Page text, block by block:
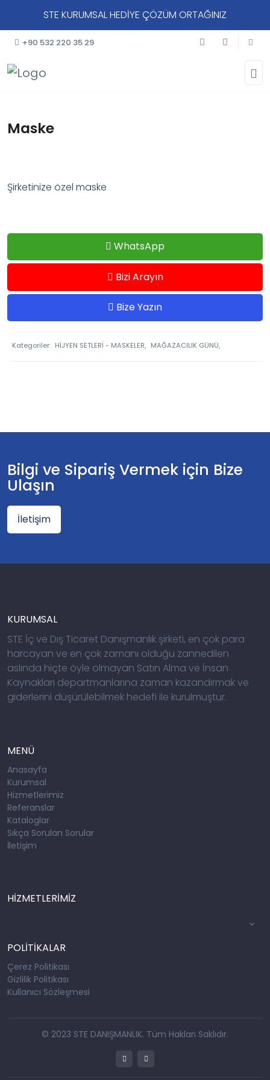
STE KURUMSAL HEDİYE ÇÖZÜM ORTAĞINIZ
+90 532 220 35 29
Maske
Şirketinize özel maske
WhatsApp
Bizi Arayın
Bize Yazın
Kategoriler: HİJYEN SETLERİ - MASKELER, MAĞAZACILIK GÜNÜ,
Bilgi ve Sipariş Vermek için Bize
Ulaşın
İletişim
KURUMSAL
STE İç ve Dış Ticaret Danışmanlık şirketi, en çok para
harcayan ve en çok zamanı olduğu zannedilen
aslında hiçte öyle olmayan Satın Alma ve İnsan
Kaynakları departmanlarına zaman kazandırmak ve
giderlerini düşürülebilmek hedefi ile kurulmuştur.
MENÜ
Anasayfa
Kurumsal
Hizmetlerimiz
Referanslar
Kataloglar
Sıkça Sorulan Sorular
İletişim
HİZMETLERİMİZ
POLİTİKALAR
Çerez Politikası
Gizlilik Politikası
Kullanıcı Sözleşmesi
© 2023 STE DANIŞMANLIK. Tüm Hakları Saklıdır.